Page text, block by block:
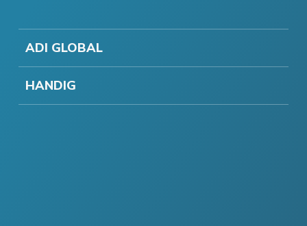
ADI GLOBAL
HANDIG